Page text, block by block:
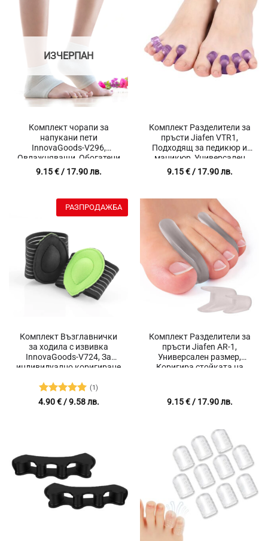
ИЗЧЕРПАН
Комплект чорапи за
напукани пети
InnovaGoods-V296,
Овлажняващи, Обогатени
с 4 натурални екстракти и
витамин E, За суха и
Подхранват, Балансират
пигментацията,
Детоксикират кожата,
9.15€/ 17.90 лв.
Комплект Разделители за
пръсти Jiafen VTR1,
Подходящ за педикюр и
маникюр, Универсален
размер, 2 броя
9.15€/ 17.90 лв.
Комплект Възглавнички
за ходила с извивка
InnovaGoods-V724, За
индивидуално коригиране
Универсален размер,
Дишащи, Подобряват
стойката на тялото и
Оценено с
(1)
4.90€/ 9.58 лв.
РАЗПРОДАЖБА
Комплект Разделители за
пръсти Jiafen AR-1,
Универсален размер,
Коригира стойката на
9.15€/ 17.90 лв.